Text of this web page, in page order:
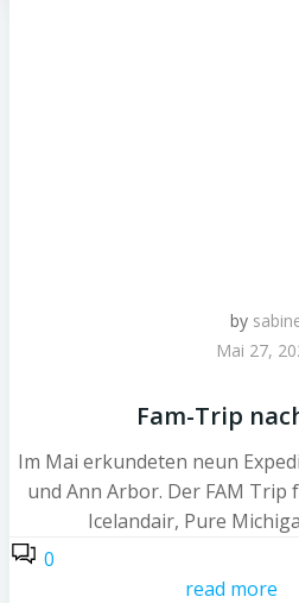
by
Mai 27,
Fam-Trip
Im Mai erkundeten neun
und Ann Arbor. Der FAM
Icelandair, Pure
0
read more